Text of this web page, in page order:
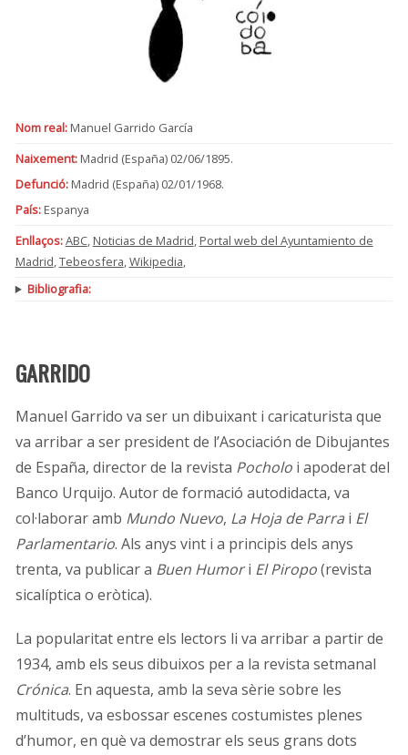
Nom real:Manuel Garrido García
Naixement:Madrid (España) 02/06/1895.
Defunció:Madrid (España) 02/01/1968.
País:Espanya
Enllaços:ABC, Noticias de Madrid, Portal web del Ayuntamiento de
Madrid,Tebeosfera,Wikipedia,
Bibliografia:
GARRIDO
Manuel Garrido va ser un dibuixant i caricaturista que
va arribar a ser president de l’Asociación de Dibujantes
de España, director de la revista Pocholoi apoderat del
Banco Urquijo. Autor de formació autodidacta, va
col·laborar amb Mundo Nuevo, La Hoja de Parrai El
Parlamentario. Als anys vint i a principis dels anys
trenta, va publicar a Buen Humori El Piropo(revista
sicalíptica o eròtica).
La popularitat entre els lectors li va arribar a partir de
1934, amb els seus dibuixos per a la revista setmanal
Crónica. En aquesta, amb la seva sèrie sobre les
multituds, va esbossar escenes costumistes plenes
d’humor, en què va demostrar els seus grans dots